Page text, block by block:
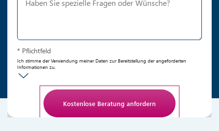
* Pflichtfeld
Ich stimme der Verwendung meiner Daten zur Bereitstellung der angeforderten
Informationen zu.